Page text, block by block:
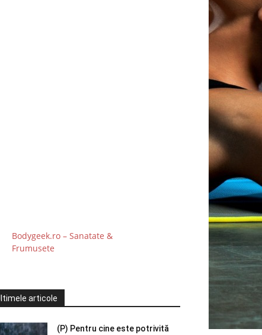
Bodygeek.ro – Sanatate &
Frumusete
articole
(P) Pentru cine este potrivită